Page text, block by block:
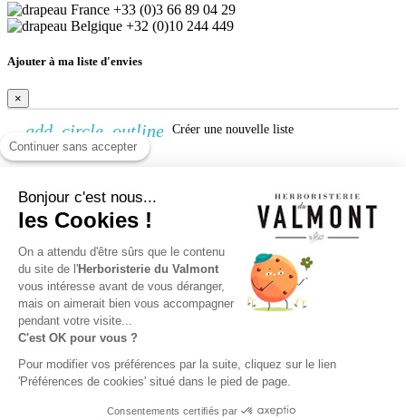
Continuer sans accepter
Bonjour c'est nous...
les Cookies !
On a attendu d'être sûrs que le contenu
du site de l'Herboristerie du Valmont
vous intéresse avant de vous déranger,
mais on aimerait bien vous accompagner
pendant votre visite...
C'est OK pour vous ?
Pour modifier vos préférences par la suite, cliquez sur le lien
'Préférences de cookies' situé dans le pied de page.
Consentements certifiés par
+33 (0)3 66 89 04 29
+32 (0)10 244 449
Ajouter à ma liste d'envies
×
add_circle_outline Créer une nouvelle liste
×
Nom de la liste d'envies
Annuler Créer une liste d'envies
Connexion
×
Vous devez être connecté pour ajouter des produits à votre liste
d'envies.
Connexion